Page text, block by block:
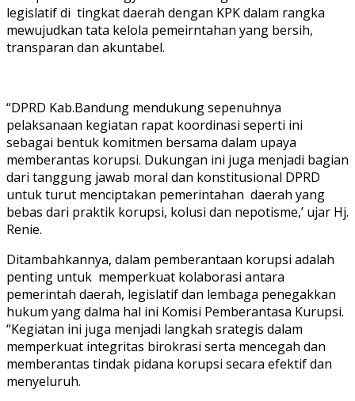
legislatif di tingkat daerah dengan KPK dalam rangka
mewujudkan tata kelola pemeirntahan yang bersih,
transparan dan akuntabel.
“DPRD Kab.Bandung mendukung sepenuhnya
pelaksanaan kegiatan rapat koordinasi seperti ini
sebagai bentuk komitmen bersama dalam upaya
memberantas korupsi. Dukungan ini juga menjadi bagian
dari tanggung jawab moral dan konstitusional DPRD
untuk turut menciptakan pemerintahan daerah yang
bebas dari praktik korupsi, kolusi dan nepotisme,’ ujar Hj.
Renie.
Ditambahkannya, dalam pemberantaan korupsi adalah
penting untuk memperkuat kolaborasi antara
pemerintah daerah, legislatif dan lembaga penegakkan
hukum yang dalma hal ini Komisi Pemberantasa Kurupsi.
“Kegiatan ini juga menjadi langkah srategis dalam
memperkuat integritas birokrasi serta mencegah dan
memberantas tindak pidana korupsi secara efektif dan
menyeluruh.